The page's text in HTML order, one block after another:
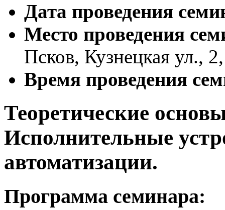
Дата проведения
Место проведения
Псков, Кузнецкая ул.,
Время проведения
Теоретические
Исполнительные
автоматизации.
Программа семинара: